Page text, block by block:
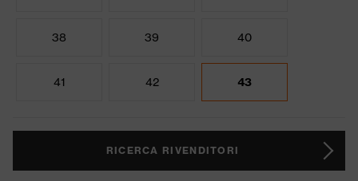
38 39 40
41 42 43
RICERCA RIVENDITORI